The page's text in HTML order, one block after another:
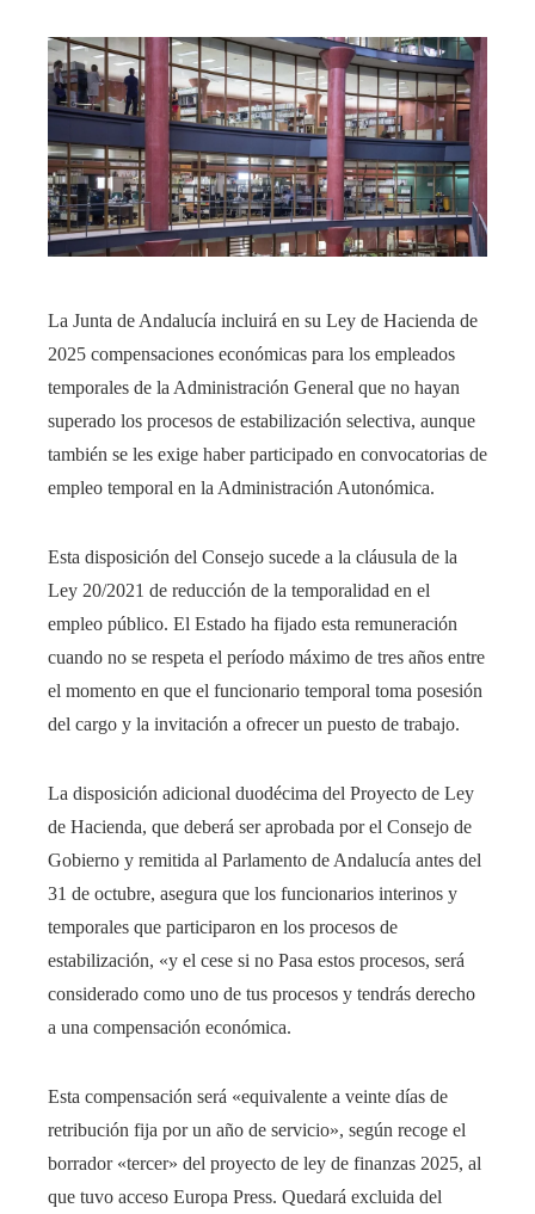
La Junta de Andalucía incluirá en su Ley de Hacienda de
2025 compensaciones económicas para los empleados
temporales de la Administración General que no hayan
superado los procesos de estabilización selectiva, aunque
también se les exige haber participado en convocatorias de
empleo temporal en la Administración Autonómica.
Esta disposición del Consejo sucede a la cláusula de la
Ley 20/2021 de reducción de la temporalidad en el
empleo público. El Estado ha fijado esta remuneración
cuando no se respeta el período máximo de tres años entre
el momento en que el funcionario temporal toma posesión
del cargo y la invitación a ofrecer un puesto de trabajo.
La disposición adicional duodécima del Proyecto de Ley
de Hacienda, que deberá ser aprobada por el Consejo de
Gobierno y remitida al Parlamento de Andalucía antes del
31 de octubre, asegura que los funcionarios interinos y
temporales que participaron en los procesos de
estabilización, «y el cese si no Pasa estos procesos, será
considerado como uno de tus procesos y tendrás derecho
a una compensación económica.
Esta compensación será «equivalente a veinte días de
retribución fija por un año de servicio», según recoge el
borrador «tercer» del proyecto de ley de finanzas 2025, al
que tuvo acceso Europa Press. Quedará excluida del